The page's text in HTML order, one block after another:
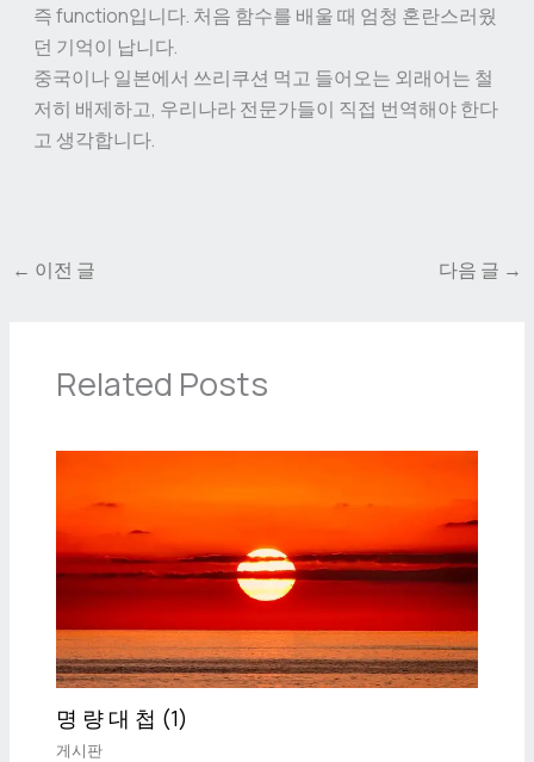
즉 function입니다. 처음 함수를 배울 때 엄청 혼란스러웠
던 기억이 납니다.
중국이나 일본에서 쓰리쿠션 먹고 들어오는 외래어는 철
저히 배제하고, 우리나라 전문가들이 직접 번역해야 한다
고 생각합니다.
← 이전 글 다음 글 →
Related Posts
명 량 대 첩 (1)
게시판